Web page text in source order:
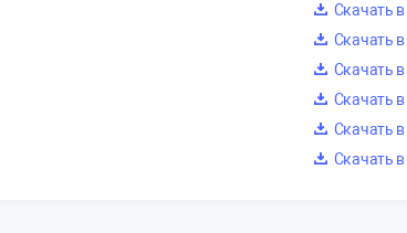
Скачать
Скачать
Скачать
Скачать
Скачать
Скачать